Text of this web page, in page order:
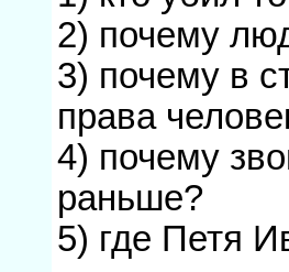
2) почему
3) почему в
права
4) почему
раньше?
5) где Петя